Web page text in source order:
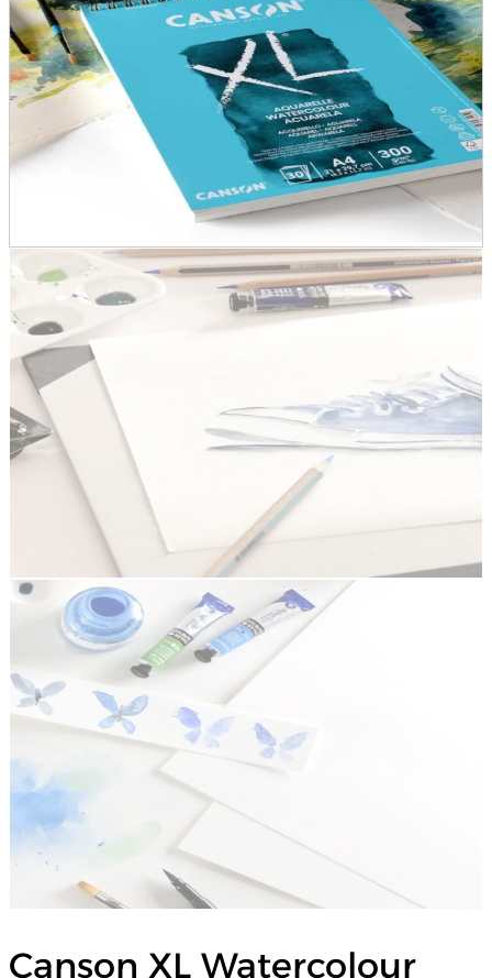
Canson XL Watercolour